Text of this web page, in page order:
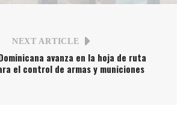
NEXT ARTICLE
avanza en la hoja de ruta
el control de armas y municiones